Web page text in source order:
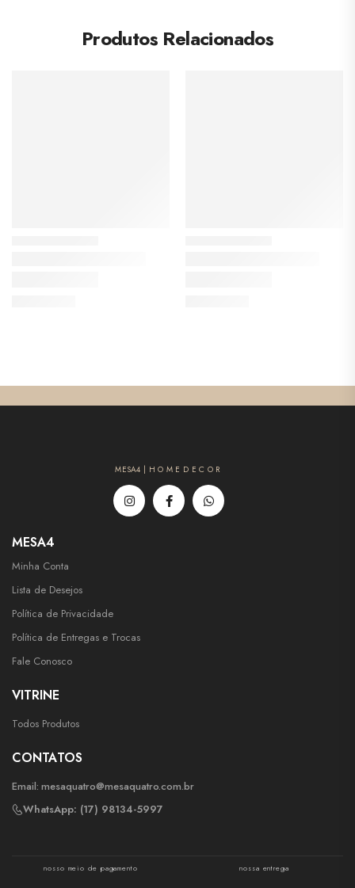
Produtos Relacionados
MESA4 | H O M E D E C O R
MESA4
Minha Conta
Lista de Desejos
Política de Privacidade
Política de Entregas e Trocas
Fale Conosco
VITRINE
Todos Produtos
CONTATOS
Email: mesaquatro@mesaquatro.com.br
WhatsApp: (17) 98134-5997
nosso meio de pagamento nossa entrega